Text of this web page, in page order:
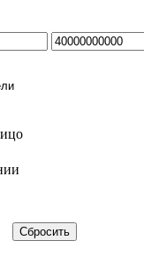
Сбросить